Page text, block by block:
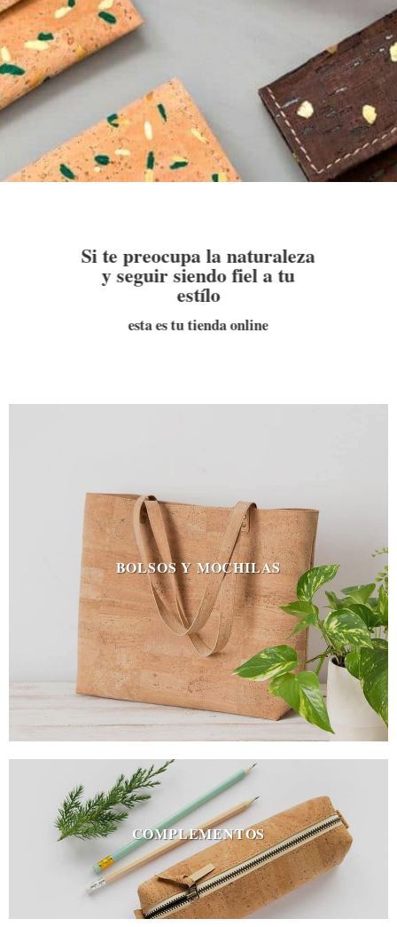
Si te preocupa la naturaleza
y seguir siendo fiel a tu
estílo
esta es tu tienda online
BOLSOS Y MOCHILAS
COMPLEMENTOS